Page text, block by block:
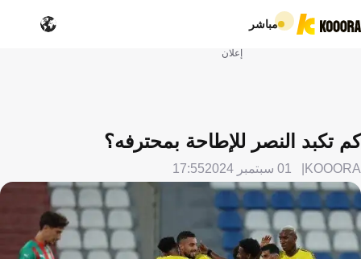
مباشر
إعلان
كم تكبد النصر للإطاحة بمحترفه؟
KOOORA 01 سبتمبر 2024 17:55